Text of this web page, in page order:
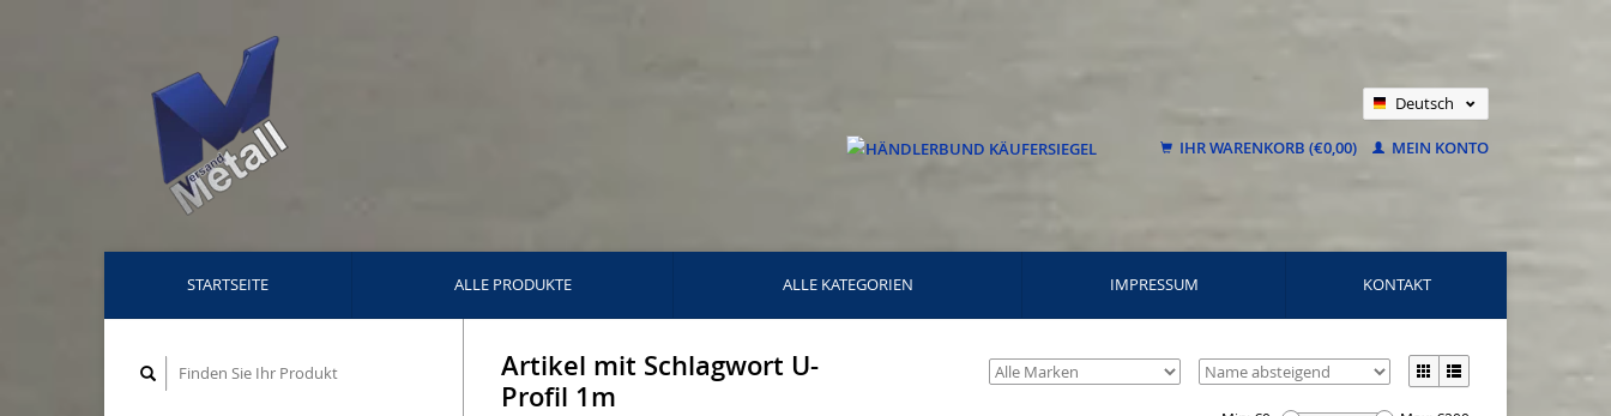
Deutsch
Français
IHR WARENKORB (€0,00) MEIN KONTO
STARTSEITE ALLE PRODUKTE ALLE KATEGORIEN IMPRESSUM KONTAKT
Artikel mit Schlagwort U-
Profil 1m